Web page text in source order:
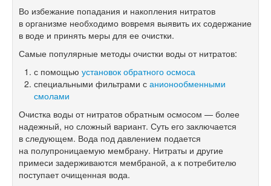
Во избежание попадания и накопления нитратов
в организме необходимо вовремя выявить их содержание
в воде и принять меры для ее очистки.
Самые популярные методы очистки воды от нитратов:
с помощью установок обратного осмоса
специальными фильтрами с анионообменными
смолами
Очистка воды от нитратов обратным осмосом — более
надежный, но сложный вариант. Суть его заключается
в следующем. Вода под давлением подается
на полупроницаемую мембрану. Нитраты и другие
примеси задерживаются мембраной, а к потребителю
поступает очищенная вода.